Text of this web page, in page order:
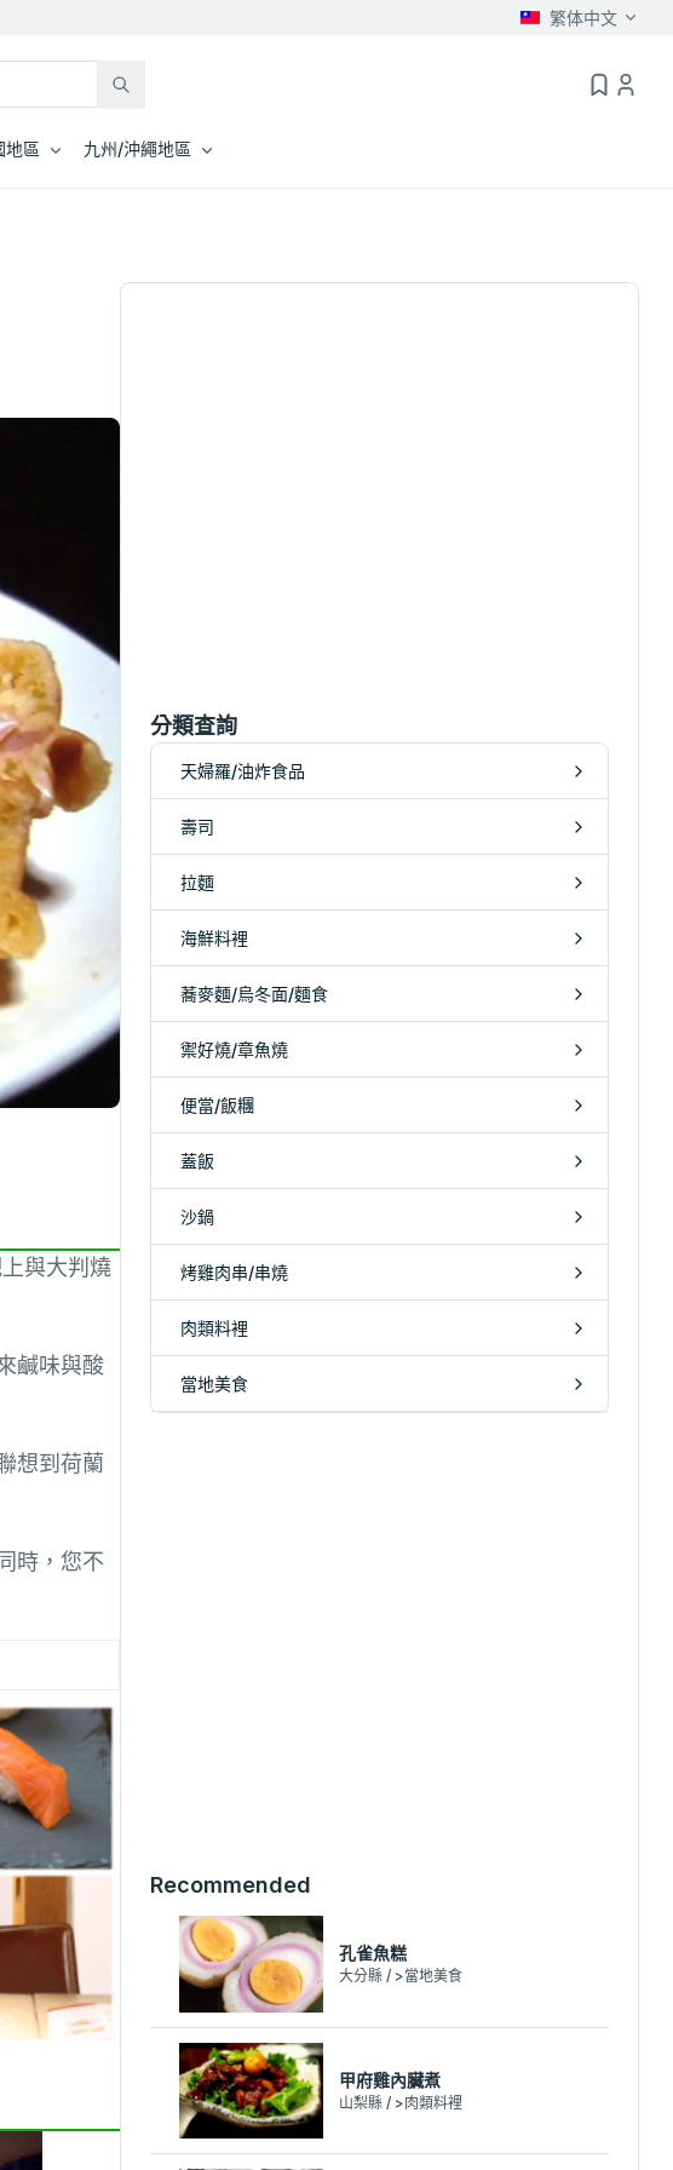
繁体中文
地區 九州/沖繩地區
與大判燒
鹹味與酸
想到荷蘭
時，您不
分類查詢
天婦羅/油炸食品
壽司
拉麵
海鮮料裡
蕎麥麵/烏冬面/麵食
禦好燒/章魚燒
便當/飯糰
蓋飯
沙鍋
烤雞肉串/串燒
肉類料裡
當地美食
Recommended
孔雀魚糕
大分縣 / >當地美食
甲府雞內臟煮
山梨縣 / >肉類料裡